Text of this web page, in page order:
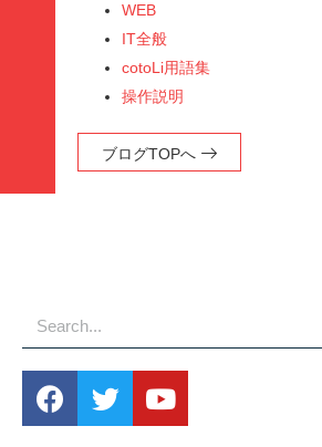
WEB
IT全般
cotoLi用語集
操作説明
ブログTOPへ